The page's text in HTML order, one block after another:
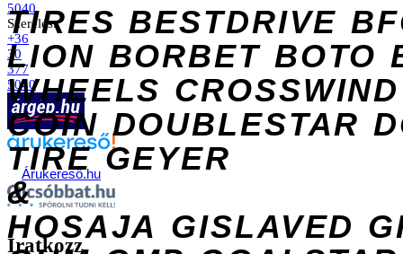
TIRES BESTDRIVE
LION BORBET BOTO
WHEELS CROSSWIND
COIN DOUBLESTAR
TIRE GEYER
&
HOSAJA GISLAVED
5040
Szerelés:
+36
30
377
5040
Árukereső.hu
Iratkozz